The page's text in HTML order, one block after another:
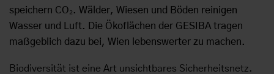
speichern CO₂. Wälder, Wiesen und Böden reinigen
Wasser und Luft. Die Ökoflächen der GESIBA tragen
maßgeblich dazu bei, Wien lebenswerter zu machen.
Biodiversität ist eine Art unsichtbares Sicherheitsnetz.